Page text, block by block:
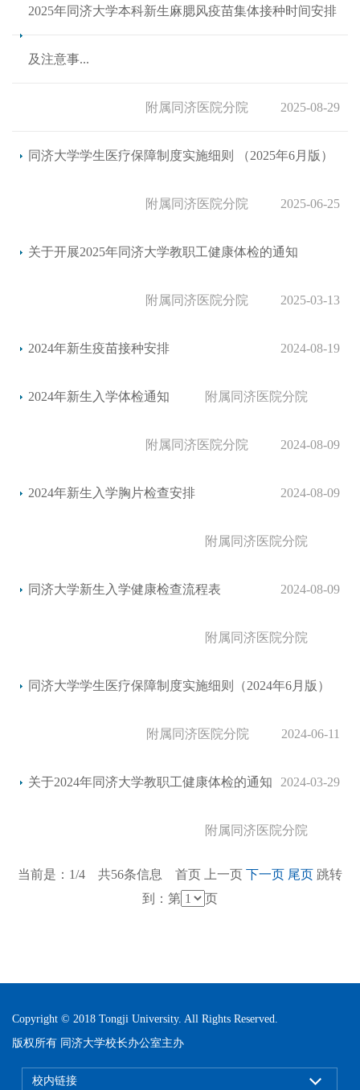
2025年同济大学本科新生麻腮风疫苗集体接种时间安排
及注意事...
2025-08-29
附属同济医院分院
同济大学学生医疗保障制度实施细则 （2025年6月版）
2025-06-25
附属同济医院分院
关于开展2025年同济大学教职工健康体检的通知
2025-03-13
附属同济医院分院
2024年新生疫苗接种安排 2024-08-19
附属同济医院分院
2024年新生入学体检通知
2024-08-09
附属同济医院分院
2024年新生入学胸片检查安排 2024-08-09
附属同济医院分院
同济大学新生入学健康检查流程表 2024-08-09
附属同济医院分院
同济大学学生医疗保障制度实施细则（2024年6月版）
2024-06-11
附属同济医院分院
关于2024年同济大学教职工健康体检的通知 2024-03-29
附属同济医院分院
当前是：1/4 共56条信息 首页 上一页 下一页 尾页 跳转
到：第
页
Copyright © 2018 Tongji University. All Rights Reserved.
版权所有 同济大学校长办公室主办